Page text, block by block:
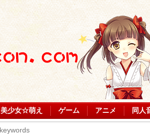
美少女☆萌え ゲーム アニメ 同人